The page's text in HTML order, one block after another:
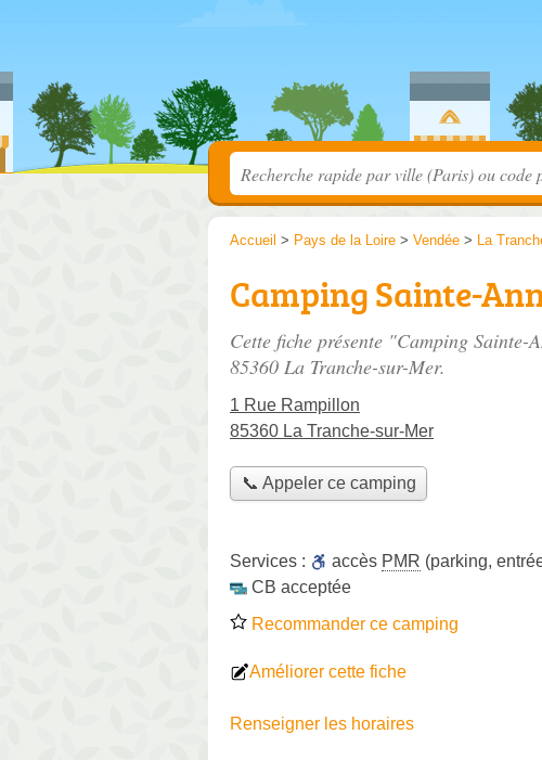
Accueil > Pays de la Loire > Vendée > La
Camping Sainte-
Cette fiche présente "Camping Sainte-
85360 La Tranche-sur-Mer.
1 Rue Rampillon
85360 La Tranche-sur-Mer
📞 Appeler ce camping
Services : accès PMR (parking,
CB acceptée
Recommander ce camping
Améliorer cette fiche
Renseigner les horaires